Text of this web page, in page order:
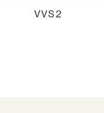
VVS2